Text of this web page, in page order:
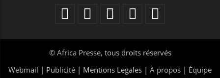
© Africa Presse, tous droits réservés
Webmail | Publicité | Mentions Legales | À propos | Équipe